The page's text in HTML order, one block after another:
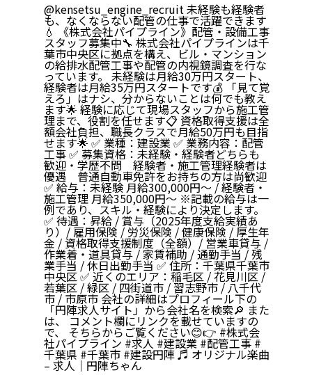
@kensetsu_engine_recruit未経験も経験者
も、なくならない配管の仕事で活躍できます
💧 《株式会社パイプライン》配管・設備工事
スタッフ募集中🔧 株式会社パイプラインは千
葉市中央区に拠点を構え、ビル・マンション
の給排水配管工事や配管の内視鏡調査を行な
っています。 未経験は月給30万円スタート、
経験者は月給35万円スタートです💰 「見て覚
えろ」はナシ、分からないことは何でも教え
ます🌟 経験に応じて現場スタッフから施工管
理まで、役割を任せます📋 資格取得支援は全
額会社負担、職長クラスで月給50万円も目指
せます🌟 ✅ 業種：建設業 ✅ 業務内容：配管
工事 ✅ 募集資格：未経験・経験者どちらも
歓迎・学歴不問 経験者・施工管理経験者は
優遇 普通自動車免許をお持ちの方は尚歓迎
✅ 給与：未経験 月給300,000円〜 / 経験者・
施工管理 月給350,000円〜 ※記載の給与は一
例であり、スキル・経験により決定します。
✅ 待遇：昇給 / 賞与（2025年度支給実績あ
り）/ 雇用保険 / 労災保険 / 健康保険 / 厚生年
金 / 資格取得支援制度（全額）/ 営業車貸与 /
作業着・道具貸与 / 家賃補助 / 通勤手当 / 残
業手当 / 休日出勤手当 ✅ 住所：千葉県千葉市
中央区 ✅ 近くのエリア：稲毛区 / 花見川区 /
若葉区 / 緑区 / 四街道市 / 習志野市 / 八千代
市 / 市原市 会社の詳細はプロフィール下の
「円陣求人サイト」から会社名を検索🔎 また
は、 コメント欄にリンクを載せていますの
で、 そちらからご覧ください😊👉 #株式会
社パイプライン #求人 #建設業 #配管工事#
千葉県 #千葉市 #建設円陣♬ オリジナル楽曲
– 求人｜円陣ちゃん